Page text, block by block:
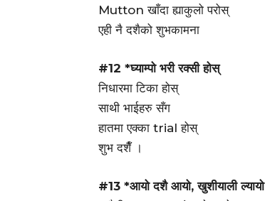
Mutton खाँदा ह्याकुलो परोस्
एही नै दशैको शुभकामना
#12 *घ्याम्पो भरी रक्सी होस्
निधारमा टिका होस्
साथी भाईहरु सँग
हातमा एक्का trial होस्
शुभ दशैँ ।
#13 *आयो दशै आयो, खुशीयाली ल्यायो